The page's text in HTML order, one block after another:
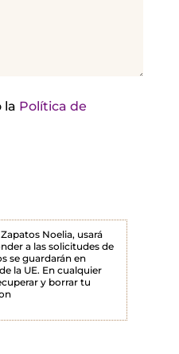
la Política de
Noelia, usará
a las solicitudes de
se guardarán en
la UE. En cualquier
y borrar tu